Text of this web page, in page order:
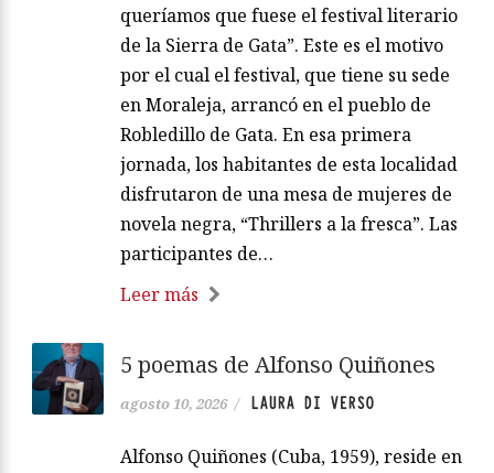
queríamos que fuese el festival literario
de la Sierra de Gata”. Este es el motivo
por el cual el festival, que tiene su sede
en Moraleja, arrancó en el pueblo de
Robledillo de Gata. En esa primera
jornada, los habitantes de esta localidad
disfrutaron de una mesa de mujeres de
novela negra, “Thrillers a la fresca”. Las
participantes de…
Leer más
5 poemas de Alfonso Quiñones
agosto 10, 2026 / LAURA DI VERSO
Alfonso Quiñones (Cuba, 1959), reside en